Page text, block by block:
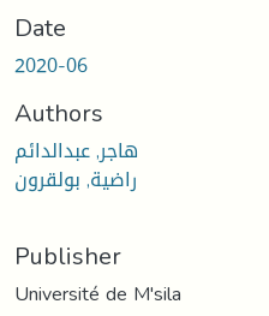
Date
2020-06
Authors
هاجر, عبدالدائم
راضية, بولقرون
Publisher
Université de M'sila